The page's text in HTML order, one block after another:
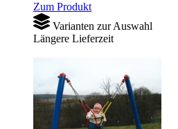
Zum Produkt
Varianten zur Auswahl
Längere Lieferzeit